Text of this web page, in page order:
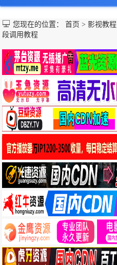
您现在的位置：首页 > 影视教程
段调用教程